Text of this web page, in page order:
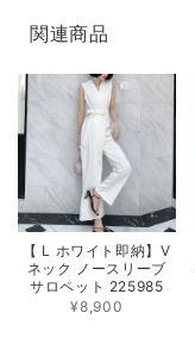
関連商品
【 L ホワイト即納】V
ネック ノースリーブ
サロペット 225985
¥8,900